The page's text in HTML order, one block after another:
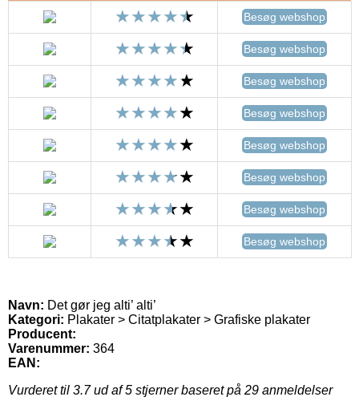
Besøg webshop
Besøg webshop
Besøg webshop
Besøg webshop
Besøg webshop
Besøg webshop
Besøg webshop
Besøg webshop
Navn: Det gør jeg alti’ alti’
Kategori: Plakater > Citatplakater > Grafiske plakater
Producent:
Varenummer: 364
EAN:
Vurderet til 3.7ud af 5 stjerner baseret på 29 anmeldelser